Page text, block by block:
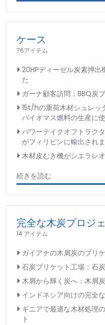
ケース
76アイテム
20HPディーゼル炭素押出
た
ガーナ顧客訪問：BBQ炭
15t/hの重荷木材シュレッ
バイオマス燃料の生産に
パワーテイクオフトラク
がフィリピンに輸出され
木材皮むき機がシエラレ
続きを読む
完全な木炭プロジ
14 アイテム
ガイアナの木屑炭のブリ
石炭ブリケット工場：石
木屑から輝く炭へ：木屑
インドネシア向けの完全
ギニアで最適な木材処理
ト